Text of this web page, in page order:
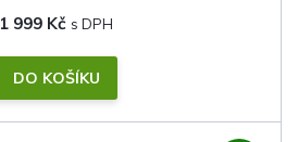
1 999 Kč
DO KOŠÍKU